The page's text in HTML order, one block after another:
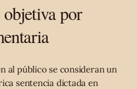
por
al público se consideran un
sentencia dictada en